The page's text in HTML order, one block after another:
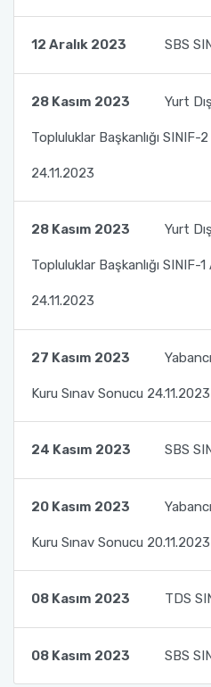
12 Aralık 2023 SBS
28 Kasım 2023 Yurt
Topluluklar Başkanlığı SINIF-
24.11.2023
28 Kasım 2023 Yurt
Topluluklar Başkanlığı SINIF-
24.11.2023
27 Kasım 2023
Kuru Sınav Sonucu 24.11.2023
24 Kasım 2023 SBS
20 Kasım 2023
Kuru Sınav Sonucu 20.11.2023
08 Kasım 2023 TDS
08 Kasım 2023 SBS
Toplumsal Duyarlılık ve Katkı
Kursiyerlerimizin Buluşması 1
Kapsamında Türk Dili ve
ile TÖMER'deki Bursiyerlerimizin
Toplumsal Duyarlılık ve Katkı
ile TÖMER'deki Bursiyerlerimizin
Kursiyerlerimizin Buluşması 3
Akademisi Proje Koordinatörlüğü
Türkler ve Akraba Topluluklar